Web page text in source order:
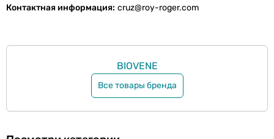
Контактная информация cruz@roy-roger.com
BIOVENE
Все товары бренда